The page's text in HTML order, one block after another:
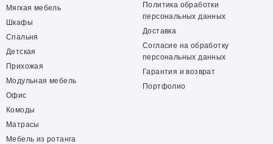
Мягкая мебель
Шкафы
Спальня
Детская
Прихожая
Модульная мебель
Офис
Комоды
Матрасы
Мебель из ротанга
Политика обработки
персональных данных
Доставка
Согласие на обработку
персональных данных
Гарантия и возврат
Портфолио